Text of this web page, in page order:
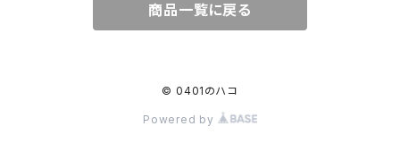
商品一覧に戻る
© 0401のハコ
Powered by